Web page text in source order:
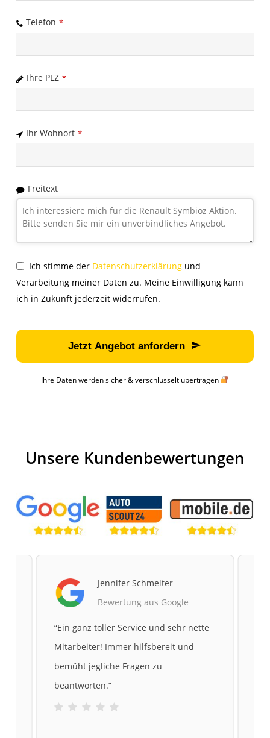
Telefon *
Ihre PLZ *
Ihr Wohnort *
Freitext
Ich stimme der Datenschutzerklärungund
Verarbeitung meiner Daten zu. Meine Einwilligung kann
ich in Zukunft jederzeit widerrufen.
Business
Jetzt Angebot anfordern
Ihre Daten werden sicher & verschlüsselt übertragen
Unsere Kundenbewertungen
Jennifer Schmelter
Bewertung aus Google
“Ein ganz toller Service und sehr nette
Mitarbeiter! Immer hilfsbereit und
bemüht jegliche Fragen zu
beantworten.”